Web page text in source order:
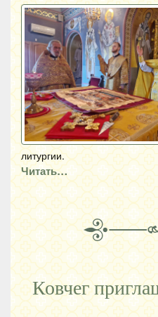
литургии.
Читать…
Ковчег